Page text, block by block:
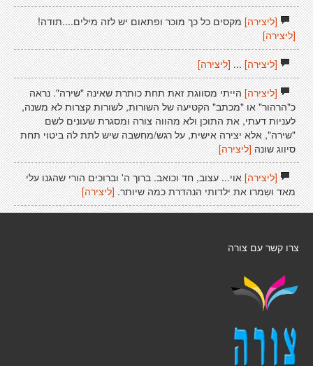
[ליצירה]מקסים כל כך מוכר ופתאום יש לזה מילים....תודה!
[ליצירה]
[ליצירה]... [ליצירה]
[ליצירה]הייתי מסווגת זאת תחת כותרת שאינה "שירה". נראה
כ"הרהור" או "מכתב" הקטיעה של השורות, לשורות קצרות לא משנה,
לעניות דעתי, את התוכן ולא מהווה צורה ומסגרת שעונים לשם
"שירה", אלא יצירה אישית, על רגש/מחשבה שיש לתת לה ביטוי תחת
סיווג שונה [ליצירה]
[ליצירה]אוי... עצוב, חד וכואב. ברוך ה' וברוכים הורי שהגנו עלי
מאד ושִמרו את ילדותי הנהדרת כמה שיותר. [ליצירה]
צרו קשר עם צורה